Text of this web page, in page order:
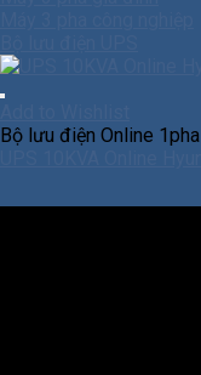
Bộ lưu điện Online 1pha